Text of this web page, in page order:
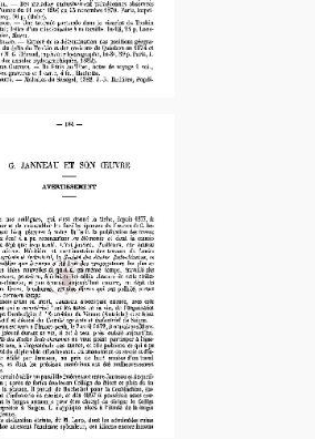
1887-1er Sem.
1887-2e Sem.
1883-3e + 4e Tri.